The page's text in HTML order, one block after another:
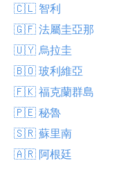
🇨🇱 智利
🇬🇫 法屬圭亞那
🇺🇾 烏拉圭
🇧🇴 玻利維亞
🇫🇰 福克蘭群島
🇵🇪 秘魯
🇸🇷 蘇里南
🇦🇷 阿根廷